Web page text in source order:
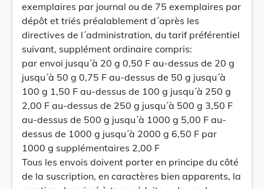
exemplaires par journal ou de 75 exemplaires par
dépôt et triés préalablement d´après les
directives de l´administration, du tarif préférentiel
suivant, supplément ordinaire compris:
par envoi jusqu´à 20 g 0,50 F au-dessus de 20 g
jusqu´à 50 g 0,75 F au-dessus de 50 g jusqu´à
100 g 1,50 F au-dessus de 100 g jusqu´à 250 g
2,00 F au-dessus de 250 g jusqu´à 500 g 3,50 F
au-dessus de 500 g jusqu´à 1000 g 5,00 F au-
dessus de 1000 g jusqu´à 2000 g 6,50 F par
1000 g supplémentaires 2,00 F
Tous les envois doivent porter en principe du côté
de la suscription, en caractères bien apparents, la